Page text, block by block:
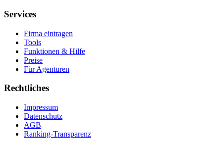
Services
Firma eintragen
Tools
Funktionen & Hilfe
Preise
Für Agenturen
Rechtliches
Impressum
Datenschutz
AGB
Ranking-Transparenz